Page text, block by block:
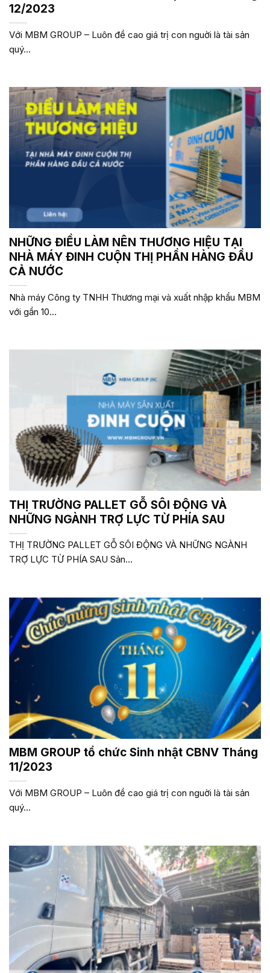
12/2023
Với MBM GROUP – Luôn đề cao giá trị con nguời là tài sản
quý...
NHỮNG ĐIỀU LÀM NÊN THƯƠNG HIỆU TẠI
NHÀ MÁY ĐINH CUỘN THỊ PHẦN HÀNG ĐẦU
CẢ NƯỚC
Nhà máy Công ty TNHH Thương mại và xuất nhập khẩu MBM
với gần 10...
THỊ TRƯỜNG PALLET GỖ SÔI ĐỘNG VÀ
NHỮNG NGÀNH TRỢ LỰC TỪ PHÍA SAU
THỊ TRƯỜNG PALLET GỖ SÔI ĐỘNG VÀ NHỮNG NGÀNH
TRỢ LỰC TỪ PHÍA SAU Sản...
MBM GROUP tổ chức Sinh nhật CBNV Tháng
11/2023
Với MBM GROUP – Luôn đề cao giá trị con nguời là tài sản
quý...